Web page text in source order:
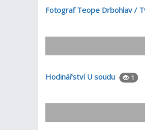
Fotograf Teope Drbohlav /
Hodinářství U soudu 1